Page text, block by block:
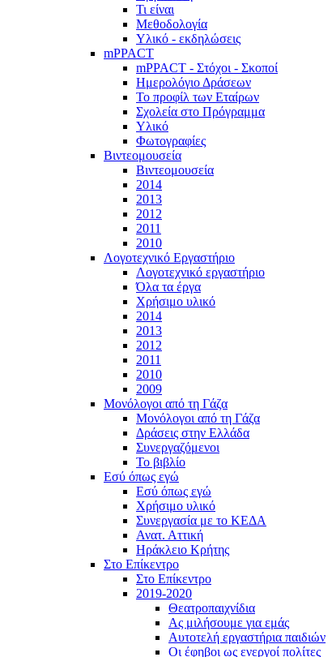
Τι είναι
Μεθοδολογία
Υλικό - εκδηλώσεις
mPPACT
mPPACT - Στόχοι - Σκοποί
Ημερολόγιο Δράσεων
Το προφίλ των Εταίρων
Σχολεία στο Πρόγραμμα
Υλικό
Φωτογραφίες
Βιντεομουσεία
Βιντεομουσεία
2014
2013
2012
2011
2010
Λογοτεχνικό Εργαστήριο
Λογοτεχνικό εργαστήριο
Όλα τα έργα
Χρήσιμο υλικό
2014
2013
2012
2011
2010
2009
Μονόλογοι από τη Γάζα
Μονόλογοι από τη Γάζα
Δράσεις στην Ελλάδα
Συνεργαζόμενοι
To βιβλίο
Εσύ όπως εγώ
Εσύ όπως εγώ
Χρήσιμο υλικό
Συνεργασία με το ΚΕΔΑ
Ανατ. Αττική
Ηράκλειο Κρήτης
Στο Επίκεντρο
Στο Επίκεντρο
2019-2020
Θεατροπαιχνίδια
Ας μιλήσουμε για εμάς
Αυτοτελή εργαστήρια παιδιών
Οι έφηβοι ως ενεργοί πολίτες